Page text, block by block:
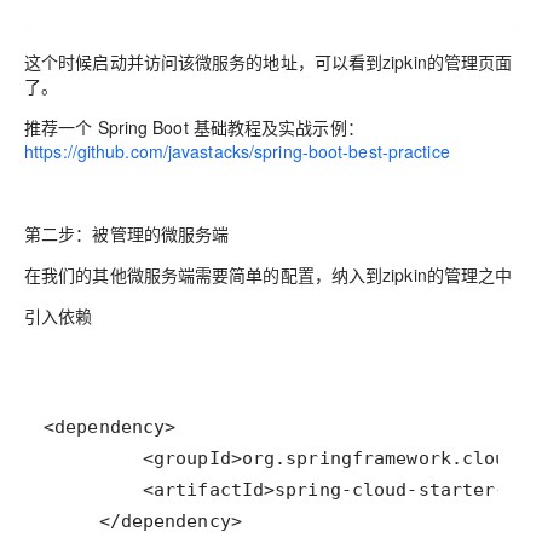
这个时候启动并访问该微服务的地址，可以看到zipkin的管理页面
了。
推荐一个 Spring Boot 基础教程及实战示例：
https://github.com/javastacks/spring-boot-best-practice
第二步：被管理的微服务端
在我们的其他微服务端需要简单的配置，纳入到zipkin的管理之中
引入依赖
     </dependency>